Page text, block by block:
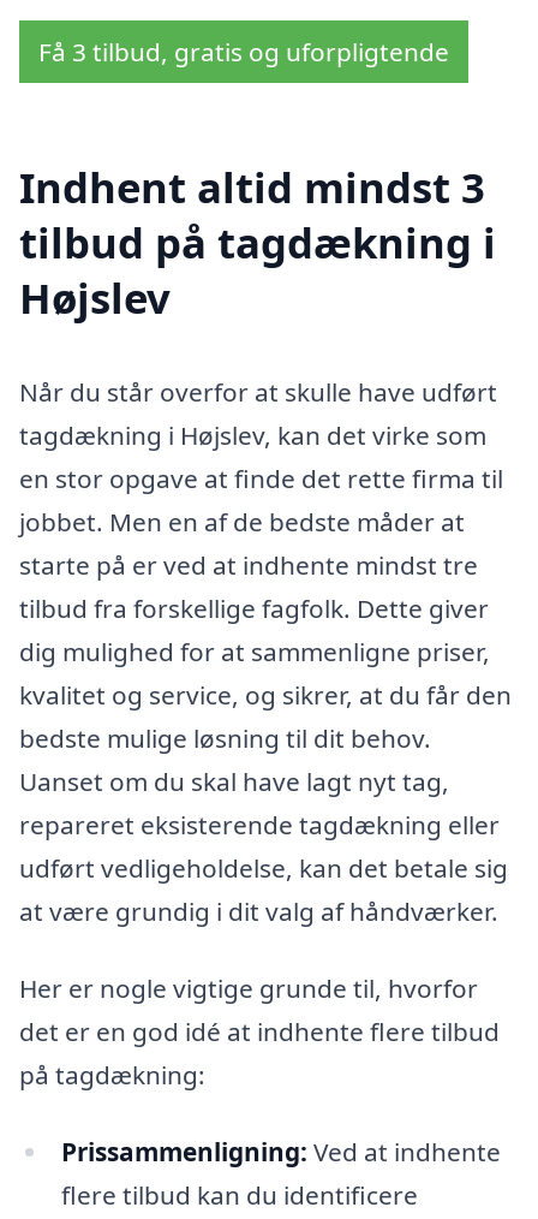
Få 3 tilbud, gratis og uforpligtende
Indhent altid mindst 3
tilbud på tagdækning i
Højslev
Når du står overfor at skulle have udført
tagdækning i Højslev, kan det virke som
en stor opgave at finde det rette firma til
jobbet. Men en af de bedste måder at
starte på er ved at indhente mindst tre
tilbud fra forskellige fagfolk. Dette giver
dig mulighed for at sammenligne priser,
kvalitet og service, og sikrer, at du får den
bedste mulige løsning til dit behov.
Uanset om du skal have lagt nyt tag,
repareret eksisterende tagdækning eller
udført vedligeholdelse, kan det betale sig
at være grundig i dit valg af håndværker.
Her er nogle vigtige grunde til, hvorfor
det er en god idé at indhente flere tilbud
på tagdækning:
Prissammenligning: Ved at indhente
flere tilbud kan du identificere